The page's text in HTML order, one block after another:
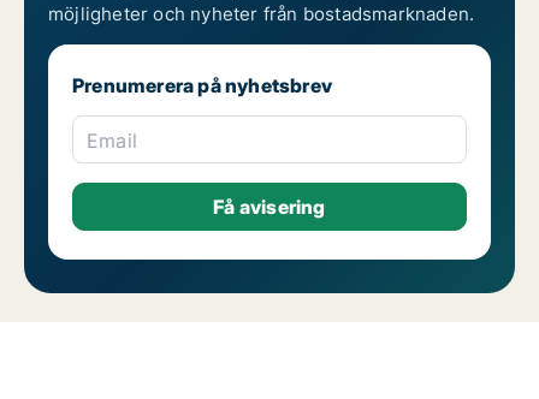
möjligheter och nyheter från bostadsmarknaden.
Prenumerera på nyhetsbrev
Email